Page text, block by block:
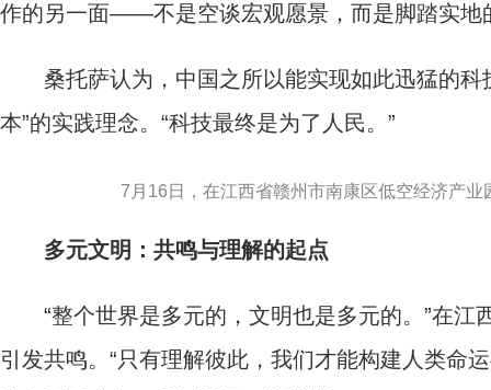
作的另一面——不是空谈宏观愿景，而是脚踏实地
桑托萨认为，中国之所以能实现如此迅猛的科
本”的实践理念。“科技最终是为了人民。”
7月16日，在江西省赣州市南康区低空经济产
多元文明：共鸣与理解的起点
“整个世界是多元的，文明也是多元的。”在江
引发共鸣。“只有理解彼此，我们才能构建人类命